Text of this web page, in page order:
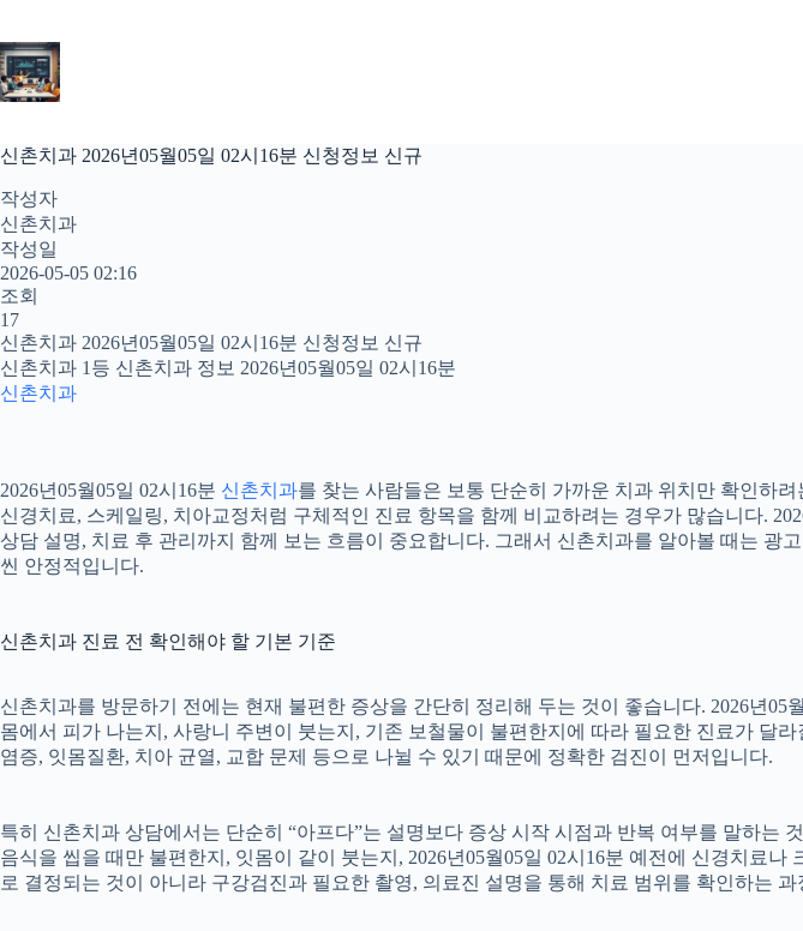
으
로
뛰
기
신촌치과 2026년05월05일 02시16분 신청정보 신규
작성자
신촌치과
작성일
2026-05-05 02:16
조회
17
신촌치과 2026년05월05일 02시16분 신청정보 신규
신촌치과 1등 신촌치과 정보 2026년05월05일 02시16분
신촌치과
2026년05월05일 02시16분 신촌치과를 찾는 사람들은 보통 단순히 가까운 치과 위치만 확인하
신경치료, 스케일링, 치아교정처럼 구체적인 진료 항목을 함께 비교하려는 경우가 많습니다.
상담 설명, 치료 후 관리까지 함께 보는 흐름이 중요합니다. 그래서 신촌치과를 알아볼 때는
씬 안정적입니다.
신촌치과 진료 전 확인해야 할 기본 기준
신촌치과를 방문하기 전에는 현재 불편한 증상을 간단히 정리해 두는 것이 좋습니다. 2026년
몸에서 피가 나는지, 사랑니 주변이 붓는지, 기존 보철물이 불편한지에 따라 필요한 진료가 달
염증, 잇몸질환, 치아 균열, 교합 문제 등으로 나뉠 수 있기 때문에 정확한 검진이 먼저입니다.
특히 신촌치과 상담에서는 단순히 “아프다”는 설명보다 증상 시작 시점과 반복 여부를 말하는
음식을 씹을 때만 불편한지, 잇몸이 같이 붓는지, 2026년05월05일 02시16분 예전에 신경치료
로 결정되는 것이 아니라 구강검진과 필요한 촬영, 의료진 설명을 통해 치료 범위를 확인하는